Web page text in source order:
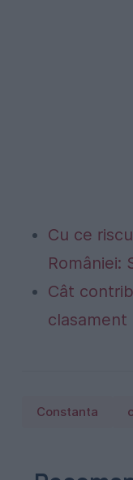
Cu ce
României:
Cât
clasament
Constanta